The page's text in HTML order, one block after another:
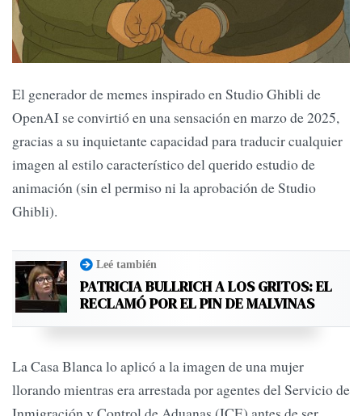
El generador de memes inspirado en Studio Ghibli de
OpenAI se convirtió en una sensación en marzo de 2025,
gracias a su inquietante capacidad para traducir cualquier
imagen al estilo característico del querido estudio de
animación (sin el permiso ni la aprobación de Studio
Ghibli).
Leé también
PATRICIA BULLRICH A LOS GRITOS: EL
RECLAMÓ POR EL PIN DE MALVINAS
La Casa Blanca lo aplicó a la imagen de una mujer
llorando mientras era arrestada por agentes del Servicio de